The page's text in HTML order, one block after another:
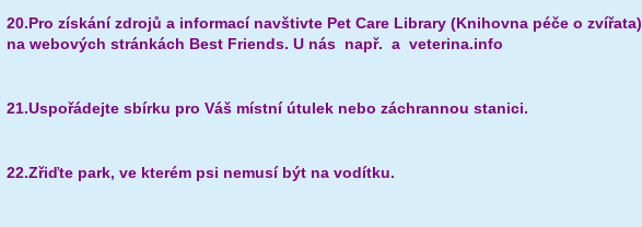
20.Pro získání zdrojů a informací navštivte Pet Care Library (Knihovna péče o zvířata)
na webových stránkách Best Friends. U nás např. a veterina.info
21.Uspořádejte sbírku pro Váš místní útulek nebo záchrannou stanici.
22.Zřiďte park, ve kterém psi nemusí být na vodítku.